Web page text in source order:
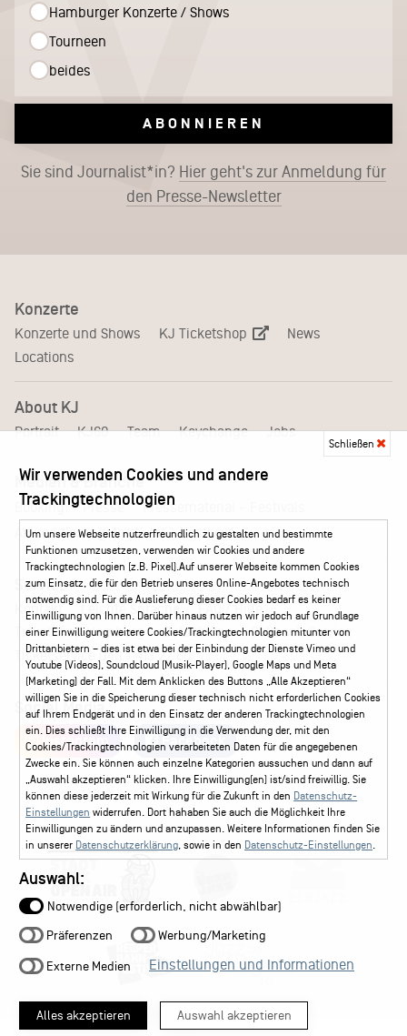
Hamburger Konzerte / Shows
Tourneen
beides
ABONNIEREN
Sie sind Journalist*in? Hier geht's zur Anmeldung für
den Presse-Newsletter
Konzerte
Konzerte und Shows KJ Ticketshop
News
Locations
About KJ
Portrait KJ60 Team Keychange Jobs
Medien & Branche
Booking Presse
Pressematerial – Festivals
Akkreditierungsformular – Festivals
Service
Kontakt Leichte Sprache
FAQ / Hilfe
Ticketshop Hamburg
Gutscheine
Callback-Service
Ticketservice
040 - 413 22 60
Social Media
Instagram Facebook
Schließen
Wir verwenden Cookies und andere
Trackingtechnologien
Um unsere Webseite nutzerfreundlich zu gestalten und bestimmte
Funktionen umzusetzen, verwenden wir Cookies und andere
Trackingtechnologien (z.B. Pixel).Auf unserer Webseite kommen Cookies
zum Einsatz, die für den Betrieb unseres Online-Angebotes technisch
notwendig sind. Für die Auslieferung dieser Cookies bedarf es keiner
Einwilligung von Ihnen. Darüber hinaus nutzen wir jedoch auf Grundlage
einer Einwilligung weitere Cookies/Trackingtechnologien mitunter von
Drittanbietern – dies ist etwa bei der Einbindung der Dienste Vimeo und
Youtube (Videos), Soundcloud (Musik-Player), Google Maps und Meta
(Marketing) der Fall. Mit dem Anklicken des Buttons „Alle Akzeptieren“
willigen Sie in die Speicherung dieser technisch nicht erforderlichen Cookies
auf Ihrem Endgerät und in den Einsatz der anderen Trackingtechnologien
ein. Dies schließt Ihre Einwilligung in die Verwendung der, mit den
Cookies/Trackingtechnologien verarbeiteten Daten für die angegebenen
Zwecke ein. Sie können auch einzelne Kategorien aussuchen und dann auf
„Auswahl akzeptieren“ klicken. Ihre Einwilligung(en) ist/sind freiwillig. Sie
können diese jederzeit mit Wirkung für die Zukunft in den Datenschutz-
Einstellungen widerrufen. Dort hahaben Sie auch die Möglichkeit Ihre
Einwilligungen zu ändern und anzupassen. Weitere Informationen finden Sie
in unserer Datenschutzerklärung, sowie in den Datenschutz-Einstellungen.
Auswahl:
Notwendige (erforderlich, nicht abwählbar)
Präferenzen Werbung/Marketing
Externe Medien Einstellungen und Informationen
Alles akzeptieren Auswahl akzeptieren